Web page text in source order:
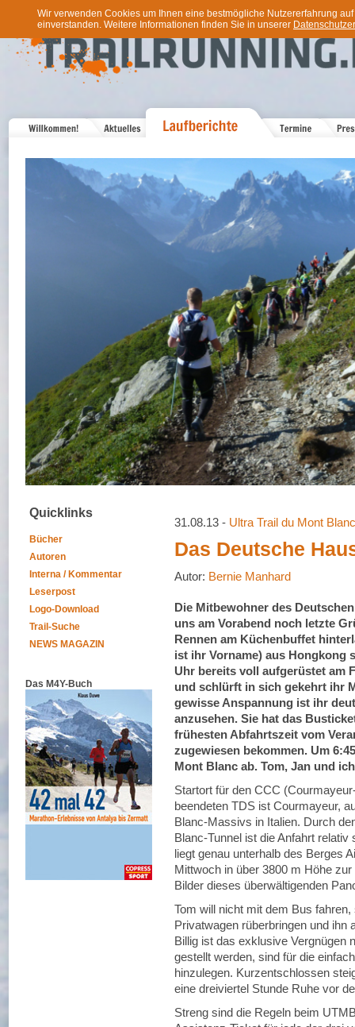
Wir verwenden Cookies um Ihnen eine bestmögliche Nutzererfahrung
einverstanden. Weitere Informationen finden Sie in unserer
Quicklinks
Bücher
Autoren
Interna / Kommentar
Leserpost
Logo-Download
Trail-Suche
NEWS MAGAZIN
Das M4Y-Buch
31.08.13 - Ultra Trail du Mont
Das Deutsche
Autor: Bernie Manhard
Die Mitbewohner des
uns am Vorabend noch letzte
Rennen am Küchenbuffet
ist ihr Vorname) aus Hongkong
Uhr bereits voll aufgerüstet am
und schlürft in sich gekehrt ihr
gewisse Anspannung ist ihr
anzusehen. Sie hat das
frühesten Abfahrtszeit vom
zugewiesen bekommen. Um
Mont Blanc ab. Tom, Jan und
Startort für den CCC
beendeten TDS ist Courmayeur,
Blanc-Massivs in Italien. Durch
Blanc-Tunnel ist die Anfahrt
liegt genau unterhalb des Berges
Mittwoch in über 3800 m Höhe
Bilder dieses überwältigenden
Tom will nicht mit dem Bus
Privatwagen rüberbringen und ihn
Billig ist das exklusive Vergnügen
gestellt werden, sind für die
hinzulegen. Kurzentschlossen
eine dreiviertel Stunde Ruhe vor
Streng sind die Regeln beim